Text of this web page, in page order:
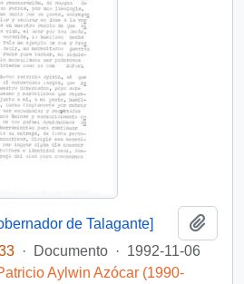
de Talagante]
· Documento · 1992-11-06
Aylwin Azócar (1990-